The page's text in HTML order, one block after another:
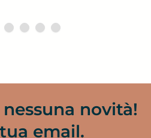
novità!
email.